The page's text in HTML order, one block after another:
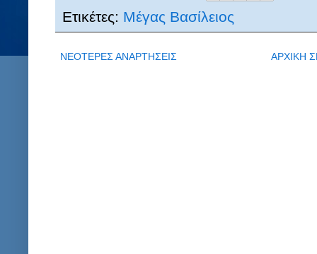
Ετικέτες: Μέγας Βασίλειος
ΝΕΟΤΕΡΕΣ ΑΝΑΡΤΗΣΕΙΣ ΑΡΧΙΚΗ